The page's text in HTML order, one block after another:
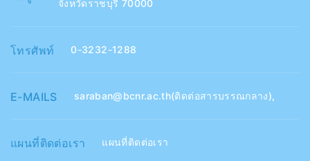
จังหวัดราชบุรี 70000
โทรศัพท์ 0-3232-1288
E-MAILS saraban@bcnr.ac.th(ติดต่อสารบรรณกลาง),
แผนที่ติดต่อเรา แผนที่ติดต่อเรา